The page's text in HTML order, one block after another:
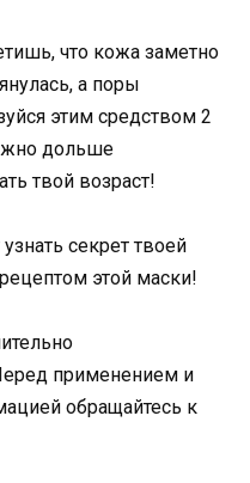
что кожа заметно
а поры
этим средством 2
дольше
твой возраст!
секрет твоей
этой маски!
применением и
обращайтесь к